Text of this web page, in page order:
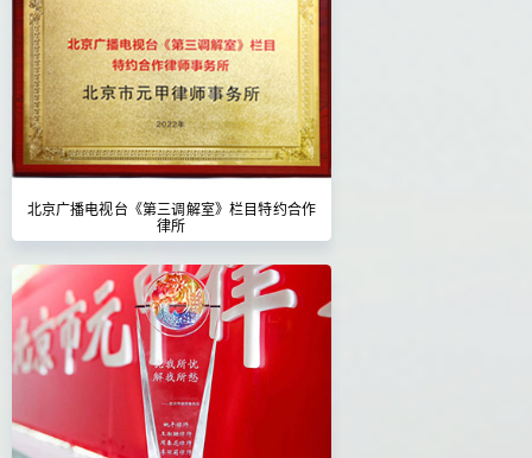
北京广播电视台《第三调解室》栏目特约合作
律所